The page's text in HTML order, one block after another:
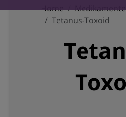
Home
Tetanus-Toxoid